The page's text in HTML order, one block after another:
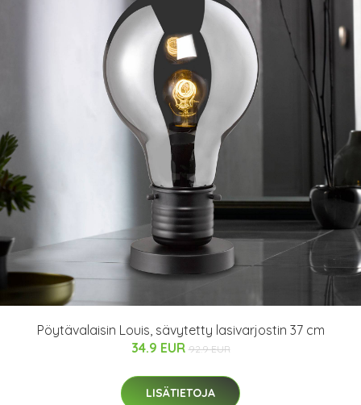
Pöytävalaisin Louis, sävytetty lasivarjostin 37 cm
34.9 EUR 92.9 EUR
LISÄTIETOJA